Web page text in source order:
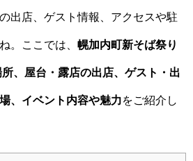
出店、ゲスト情報、アクセスや駐
。ここでは、 幌加内町新そば祭り
、屋台・露店の出店、ゲスト・出
、イベント内容や魅力をご紹介し